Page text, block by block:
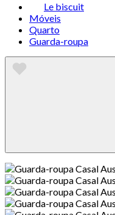
Le biscuit
Móveis
Quarto
Guarda-roupa